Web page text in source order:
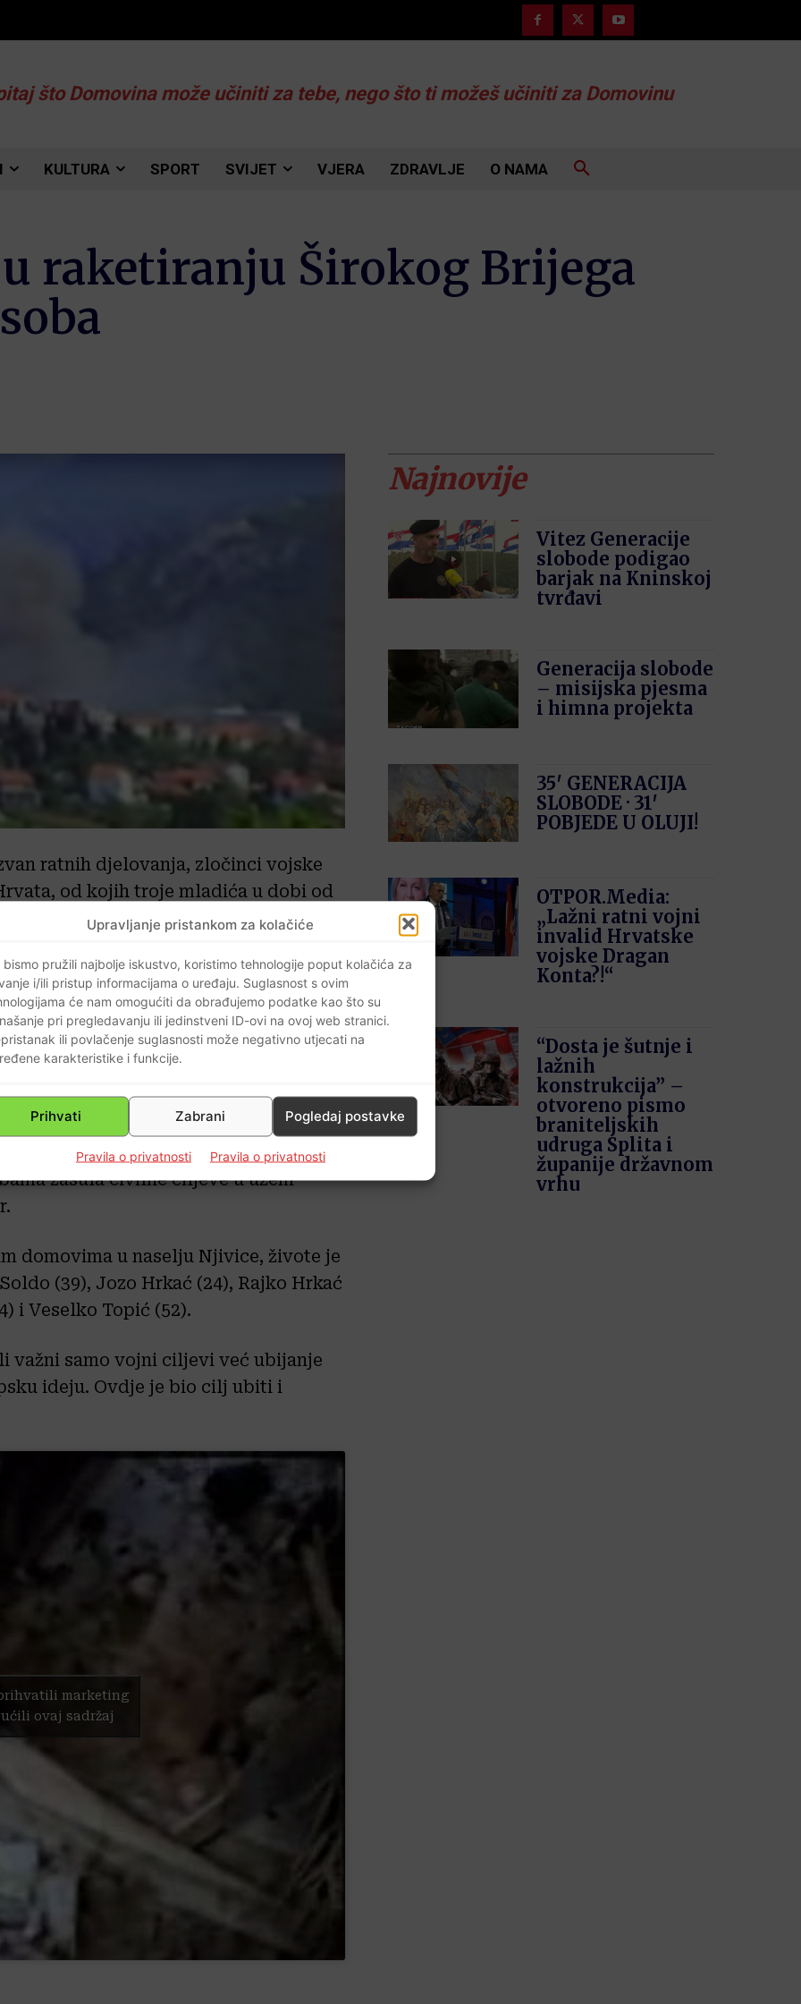
Upravljanje pristankom za kolačiće
bismo pružili najbolje iskustvo, koristimo tehnologije poput kolačića za
i/ili pristup informacijama o uređaju. Suglasnost s ovim
će nam omogućiti da obrađujemo podatke kao što su
pri pregledavanju ili jedinstveni ID-ovi na ovoj web stranici.
ili povlačenje suglasnosti može negativno utjecati na
karakteristike i funkcije.
Prihvati Zabrani Pogledaj postavke
Pravila o privatnosti Pravila o privatnosti
što Domovina može učiniti za tebe, nego što ti možeš učiniti za Domovinu
KULTURA SPORT SVIJET VJERA ZDRAVLJE O NAMA
raketiranju Širokog Brijega
ratnih djelovanja, zločinci vojske
od kojih troje mladića u dobi od
nitko od oficira JNA nije
Jugoslavenske narodne armije
i usmrtila šestero Hrvata u naselju
1992., dva zrakoplova
Podgorice, nadletjela su Široki Brijeg
zasula civilne ciljeve u užem
domovima u naselju Njivice, živote je
(39), Jozo Hrkać (24), Rajko Hrkać
i Veselko Topić (52).
važni samo vojni ciljevi već ubijanje
ideju. Ovdje je bio cilj ubiti i
marketing
ovaj sadržaj
Najnovije
Vitez Generacije
slobode podigao
barjak na Kninskoj
tvrđavi
Generacija slobode
– misijska pjesma
i himna projekta
35′ GENERACIJA
SLOBODE · 31′
POBJEDE U OLUJI!
OTPOR.Media:
„Lažni ratni vojni
invalid Hrvatske
vojske Dragan
Konta?!“
“Dosta je šutnje i
lažnih
konstrukcija” –
otvoreno pismo
braniteljskih
udruga Splita i
županije državnom
vrhu